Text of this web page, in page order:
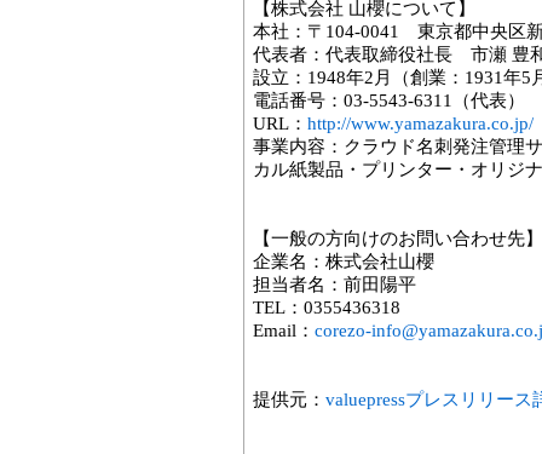
【株式会社 山櫻について】
本社：〒104-0041 東京都中央区
代表者：代表取締役社長 市瀬 豊
設立：1948年2月（創業：1931年5
電話番号：03-5543-6311（代表）
URL： http://www.yamazakura.co.jp/
事業内容：クラウド名刺発注管理
カル紙製品・プリンター・オリジ
【一般の方向けのお問い合わせ先】
企業名：株式会社山櫻
担当者名：前田陽平
TEL：0355436318
Email： corezo-
提供元： valuepressプレスリリース